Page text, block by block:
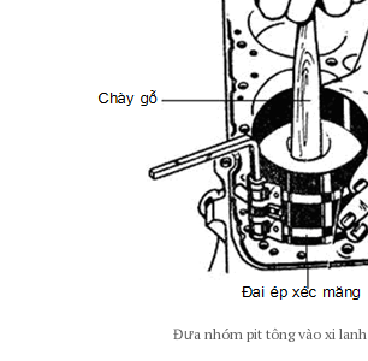
Đưa nhóm pit tông vào xi lanh